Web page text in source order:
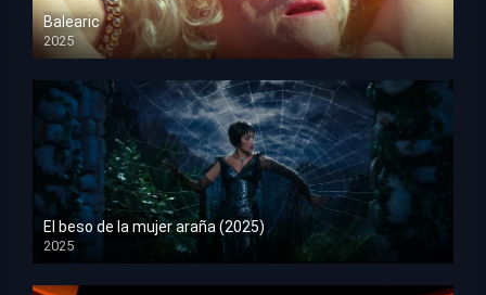
Balearic
2025
HD 1080p
El beso de la mujer araña (2025)
2025
HD 1080p